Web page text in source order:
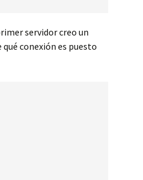
servidor creo un
conexión es puesto